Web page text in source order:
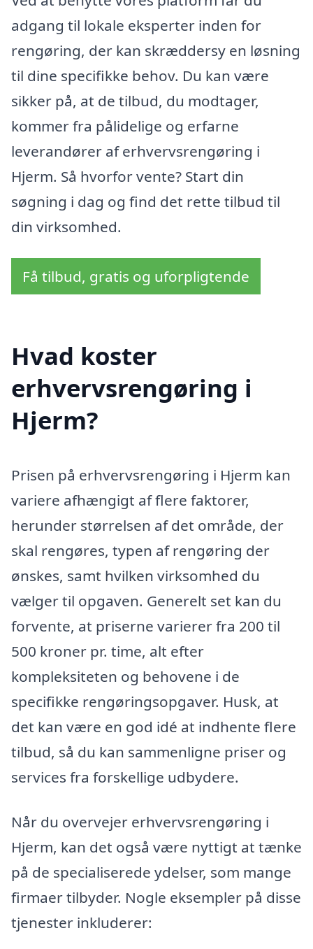
adgang til lokale eksperter inden for
rengøring, der kan skræddersy en løsning
til dine specifikke behov. Du kan være
sikker på, at de tilbud, du modtager,
kommer fra pålidelige og erfarne
leverandører af erhvervsrengøring i
Hjerm. Så hvorfor vente? Start din
søgning i dag og find det rette tilbud til
din virksomhed.
Få tilbud, gratis og uforpligtende
Hvad koster
erhvervsrengøring i
Hjerm?
Prisen på erhvervsrengøring i Hjerm kan
variere afhængigt af flere faktorer,
herunder størrelsen af det område, der
skal rengøres, typen af rengøring der
ønskes, samt hvilken virksomhed du
vælger til opgaven. Generelt set kan du
forvente, at priserne varierer fra 200 til
500 kroner pr. time, alt efter
kompleksiteten og behovene i de
specifikke rengøringsopgaver. Husk, at
det kan være en god idé at indhente flere
tilbud, så du kan sammenligne priser og
services fra forskellige udbydere.
Når du overvejer erhvervsrengøring i
Hjerm, kan det også være nyttigt at tænke
på de specialiserede ydelser, som mange
firmaer tilbyder. Nogle eksempler på disse
tjenester inkluderer: